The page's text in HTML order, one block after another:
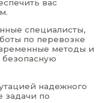
вас
специалисты,
по перевозке
методы и
безопасную
надежного
задачи по